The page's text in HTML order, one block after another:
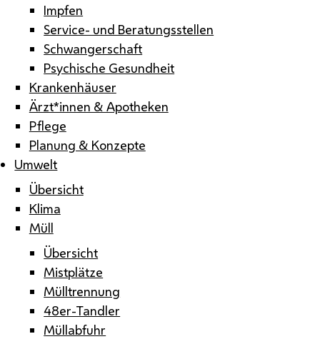
Impfen
Service- und Beratungsstellen
Schwangerschaft
Psychische Gesundheit
Krankenhäuser
Ärzt*innen & Apotheken
Pflege
Planung & Konzepte
Umwelt
Übersicht
Klima
Müll
Übersicht
Mistplätze
Mülltrennung
48er-Tandler
Müllabfuhr